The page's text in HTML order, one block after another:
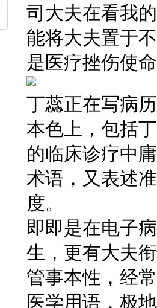
司大夫在看我
能将大夫置于
是医疗挫伤使
丁蕊正在写病历
本色上，包括
的临床诊疗中
术语，又表述
度。
即即是在电子
生，更有大夫
管事本性，经
医学用语，极